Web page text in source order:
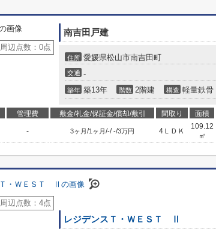
周辺点数： 0点
南吉田戸建
住所 愛媛県松山市南吉田町
交通 -
築年 築13年 階数 2階建 構造 軽量鉄骨
管理費 敷金/礼金/保証金/償却/敷引 間取り 面積
- 3ヶ月/1ヶ月/-/-/3万円 4ＬＤＫ
109.12
㎡
周辺点数： 4点
レジデンスＴ・ＷＥＳＴ Ⅱ